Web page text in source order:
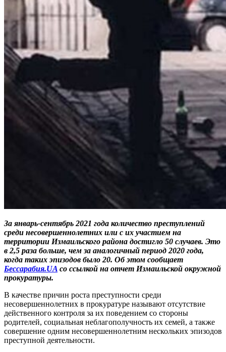
За январь-сентябрь 2021 года количество преступлений
среди несовершеннолетних или с их участием на
территории Измаильского района достигло 50 случаев. Это
в 2,5 раза больше, чем за аналогичный период 2020 года,
когда таких эпизодов было 20. Об этом сообщает
Бессарабия.UA со ссылкой на отчет Измаильской окружной
прокуратуры.
В качестве причин роста преступности среди
несовершеннолетних в прокуратуре называют отсутствие
действенного контроля за их поведением со стороны
родителей, социальная неблагополучность их семей, а также
совершение одним несовершеннолетним нескольких эпизодов
преступной деятельности.